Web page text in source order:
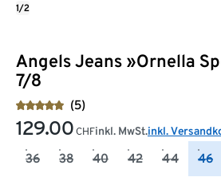
Angels Jeans »Ornella
7/8
(5)
129.00 CHFinkl. MwSt.inkl.
36 38 40 42 44 46
1/2